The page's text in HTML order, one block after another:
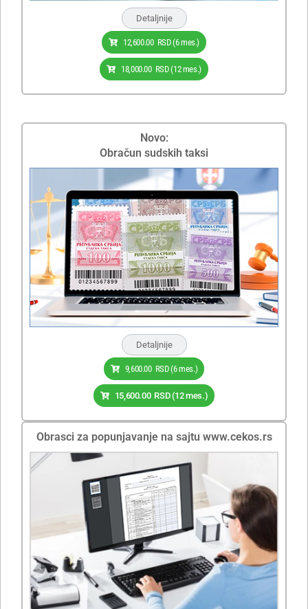
Detaljnije
12,600.00 RSD(6 mes.)
18,000.00 RSD(12 mes.)
Novo:
Obračun sudskih taksi
Detaljnije
9,600.00 RSD(6 mes.)
15,600.00 RSD(12 mes.)
Obrasci za popunjavanje na sajtu www.cekos.rs